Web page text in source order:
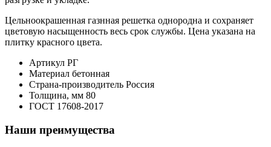
Цельноокрашенная газнная решетка однородна и сохраняет
цветовую насыщенность весь срок службы. Цена указана на
плитку красного цвета.
Артикул РГ
Материал бетонная
Страна-производитель Россия
Толщина, мм 80
ГОСТ 17608-2017
Наши преимущества